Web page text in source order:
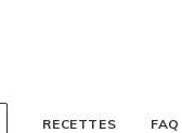
RECETTES FAQ